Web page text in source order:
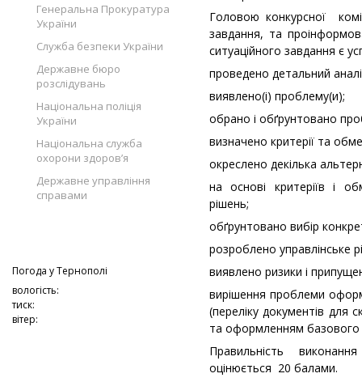
Генеральна Прокуратура
України
Служба безпеки України
Державне бюро
розслідувань
Національна поліція
України
Національна служба
охорони здоров’я
Державне управління
справами
Погода уТернополі
вологість:
тиск:
вітер:
Головою конкурсної
завдання, та
ситуаційного завдання є
проведено детальний
виявлено(і) проблему(и);
обрано і обґрунтовано
визначено критерії та
окреслено декілька
на основі критеріїв і
рішень;
обґрунтовано вибір
розроблено управлінське
виявлено ризики і
вирішення проблеми
(переліку документів для
та оформленням базового
Правильність
оцінюється 20 балами.